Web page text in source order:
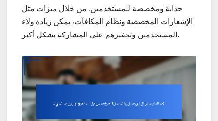
جذابة ومخصصة للمستخدمين. من خلال ميزات مثل
الإشعارات المخصصة ونظام المكافآت، يمكن زيادة ولاء
المستخدمين وتحفيزهم على المشاركة بشكل أكبر.